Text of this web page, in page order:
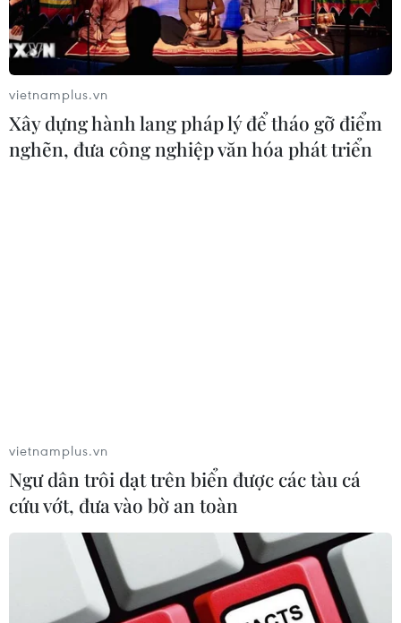
vietnamplus.vn
Xây dựng hành lang pháp lý để tháo gỡ điểm
nghẽn, đưa công nghiệp văn hóa phát triển
vietnamplus.vn
Ngư dân trôi dạt trên biển được các tàu cá
cứu vớt, đưa vào bờ an toàn